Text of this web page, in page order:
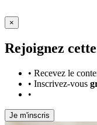
×
Rejoignez
• Recevez le
• Inscrivez-vous
•
Je m'inscris